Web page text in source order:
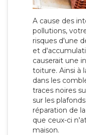
A cause des
pollutions,
risques d'une
et
causerait une
toiture. Ainsi à
dans les
traces noires
sur les
réparation de
que ceux-ci
maison.